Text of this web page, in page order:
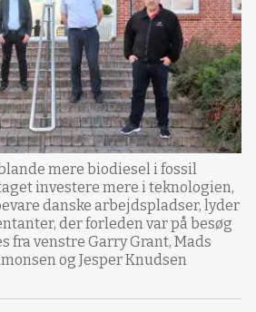
mere biodiesel i fossil
investere mere i teknologien,
danske arbejdspladser, lyder
der forleden var på besøg
fra venstre Garry Grant, Mads
og Jesper Knudsen